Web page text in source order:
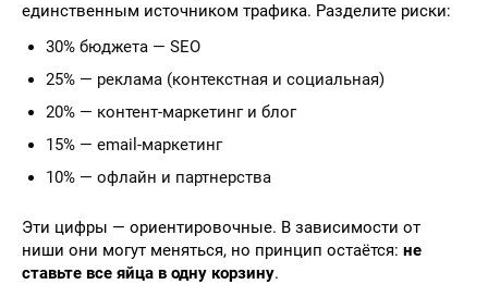
единственным источником трафика. Разделите риски:
30% бюджета — SEO
25% — реклама (контекстная и социальная)
20% — контент-маркетинг и блог
15% — email-маркетинг
10% — офлайн и партнерства
Эти цифры — ориентировочные. В зависимости от
ниши они могут меняться, но принцип остаётся: не
ставьте все яйца в одну корзину.